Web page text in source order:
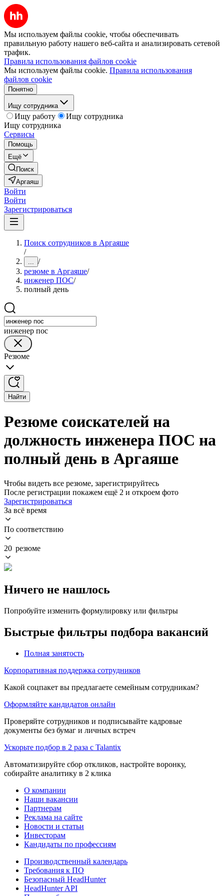
Мы используем файлы cookie, чтобы обеспечивать
правильную работу нашего веб-сайта и анализировать сетевой
трафик.
Правила использования файлов cookie
Мы используем файлы cookie. Правила использования
файлов cookie
Понятно
Ищу сотрудника
Ищу работу
Ищу сотрудника
Ищу сотрудника
Сервисы
Помощь
Ещё
Поиск
Аргаяш
Войти
Войти
Зарегистрироваться
Поиск сотрудников в Аргаяше
/
... /
резюме в Аргаяше/
инженер ПОС/
полный день
инженер пос
Резюме
Найти
Резюме соискателей на
должность инженера ПОС на
полный день в Аргаяше
Чтобы видеть все резюме, зарегистрируйтесь
После регистрации покажем ещё 2 и откроем фото
Зарегистрироваться
За всё время
По соответствию
20 резюме
Ничего не нашлось
Попробуйте изменить формулировку или фильтры
Быстрые фильтры подбора вакансий
Полная занятость
Корпоративная поддержка сотрудников
Какой соцпакет вы предлагаете семейным сотрудникам?
Оформляйте кандидатов онлайн
Проверяйте сотрудников и подписывайте кадровые
документы без бумаг и личных встреч
Ускорьте подбор в 2 раза с Talantix
Автоматизируйте сбор откликов, настройте воронку,
собирайте аналитику в 2 клика
О компании
Наши вакансии
Партнерам
Реклама на сайте
Новости и статьи
Инвесторам
Кандидаты по профессиям
Производственный календарь
Требования к ПО
Безопасный HeadHunter
HeadHunter API